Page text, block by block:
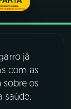
já
com as
sobre os
saúde.